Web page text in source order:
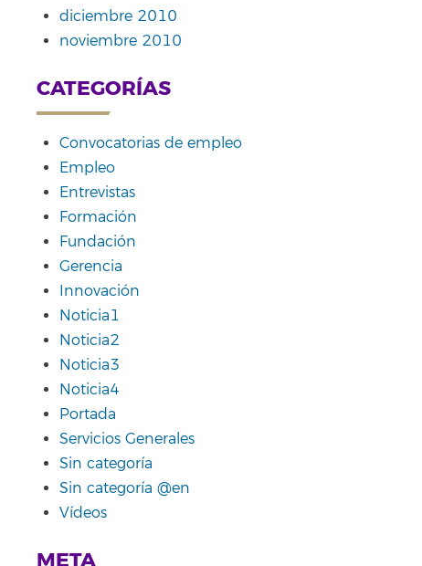
diciembre 2010
noviembre 2010
CATEGORÍAS
Convocatorias de empleo
Empleo
Entrevistas
Formación
Fundación
Gerencia
Innovación
Noticia1
Noticia2
Noticia3
Noticia4
Portada
Servicios Generales
Sin categoría
Sin categoría @en
Vídeos
META